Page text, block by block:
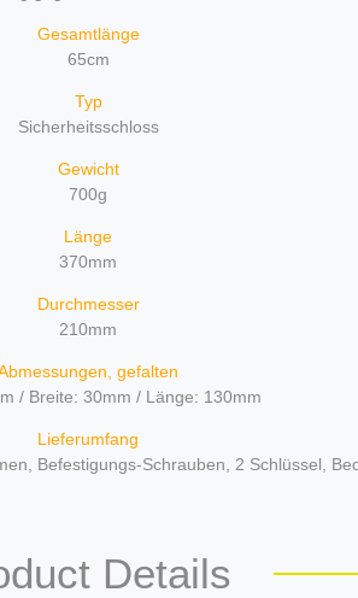
Gesamtlänge
65cm
Typ
Sicherheitsschloss
Gewicht
700g
Länge
370mm
Durchmesser
210mm
gefalten
/ Breite: 30mm / Länge: 130mm
Lieferumfang
Befestigungs-Schrauben, 2 Schlüssel,
Details